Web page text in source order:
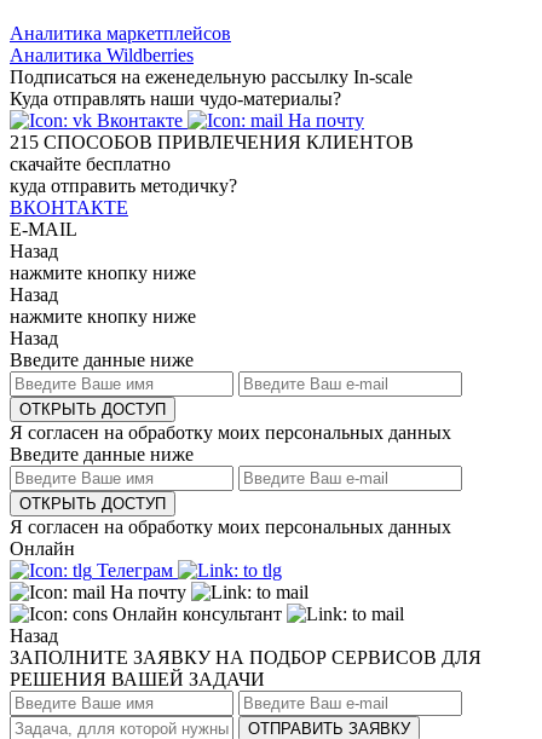
Аналитика маркетплейсов
Аналитика Wildberries
Подписаться на еженедельную рассылку In-scale
Куда отправлять наши чудо-материалы?
Вконтакте
На почту
215 СПОСОБОВ ПРИВЛЕЧЕНИЯ КЛИЕНТОВ
скачайте бесплатно
куда отправить методичку?
ВКОНТАКТЕ
E-MAIL
Назад
нажмите кнопку ниже
Назад
нажмите кнопку ниже
Назад
Введите данные ниже
ОТКРЫТЬ ДОСТУП
Я согласен на обработку моих персональных данных
Введите данные ниже
ОТКРЫТЬ ДОСТУП
Я согласен на обработку моих персональных данных
Онлайн
Телеграм
На почту
Онлайн консультант
Назад
ЗАПОЛНИТЕ ЗАЯВКУ НА ПОДБОР СЕРВИСОВ ДЛЯ
РЕШЕНИЯ ВАШЕЙ ЗАДАЧИ
ОТПРАВИТЬ ЗАЯВКУ